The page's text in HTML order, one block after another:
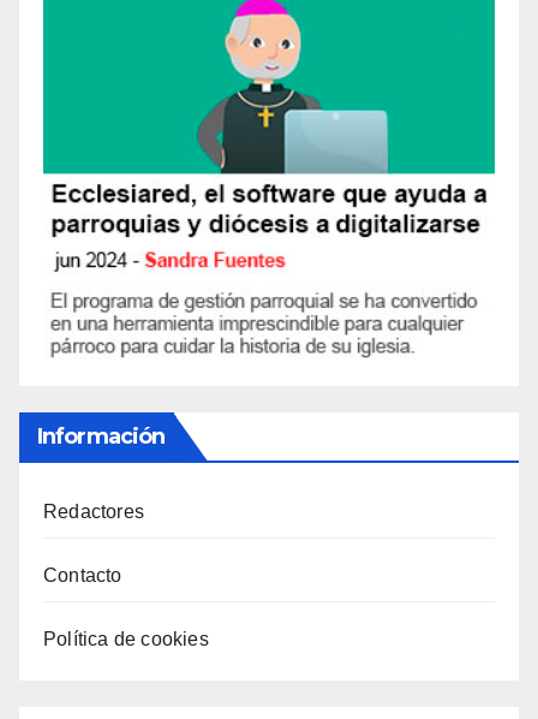
Información
Redactores
Contacto
Política de cookies